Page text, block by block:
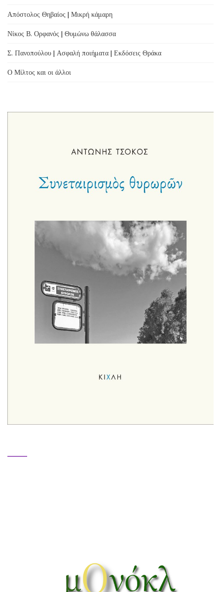
Απόστολος Θηβαίος | Μικρή κάμαρη
Νίκος Β. Ορφανός | Θυμώνω θάλασσα
Σ. Πανοπούλου | Ασφαλή ποιήματα | Εκδόσεις Θράκα
Ο Μίλτος και οι άλλοι